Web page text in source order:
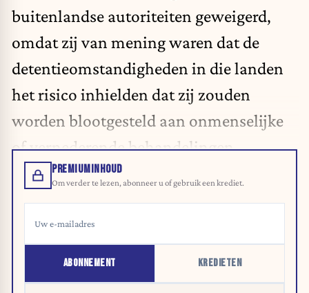
buitenlandse autoriteiten geweigerd,
omdat zij van mening waren dat de
detentieomstandigheden in die landen
het risico inhielden dat zij zouden
worden blootgesteld aan onmenselijke
of vernederende behandelingen.
PREMIUMINHOUD
Om verder te lezen, abonneer u of gebruik een krediet.
ABONNEMENT KREDIETEN